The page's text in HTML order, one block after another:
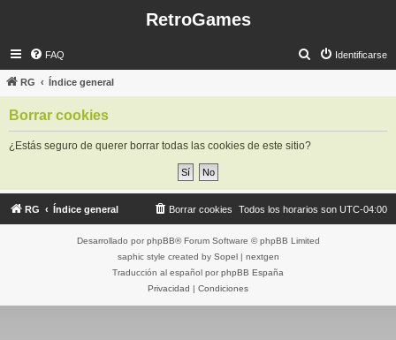
RetroGames
FAQ Identificarse
s
RG Índice general
Borrar cookies
¿Estás seguro de querer borrar todas las cookies de este sitio?
RG Índice general Todos los horarios son UTC-04:00
Borrar cookies
Desarrollado por phpBB® Forum Software © phpBB Limited
saphic style created by Sopel| nextgen
Traducción al español por phpBB España
Privacidad | Condiciones